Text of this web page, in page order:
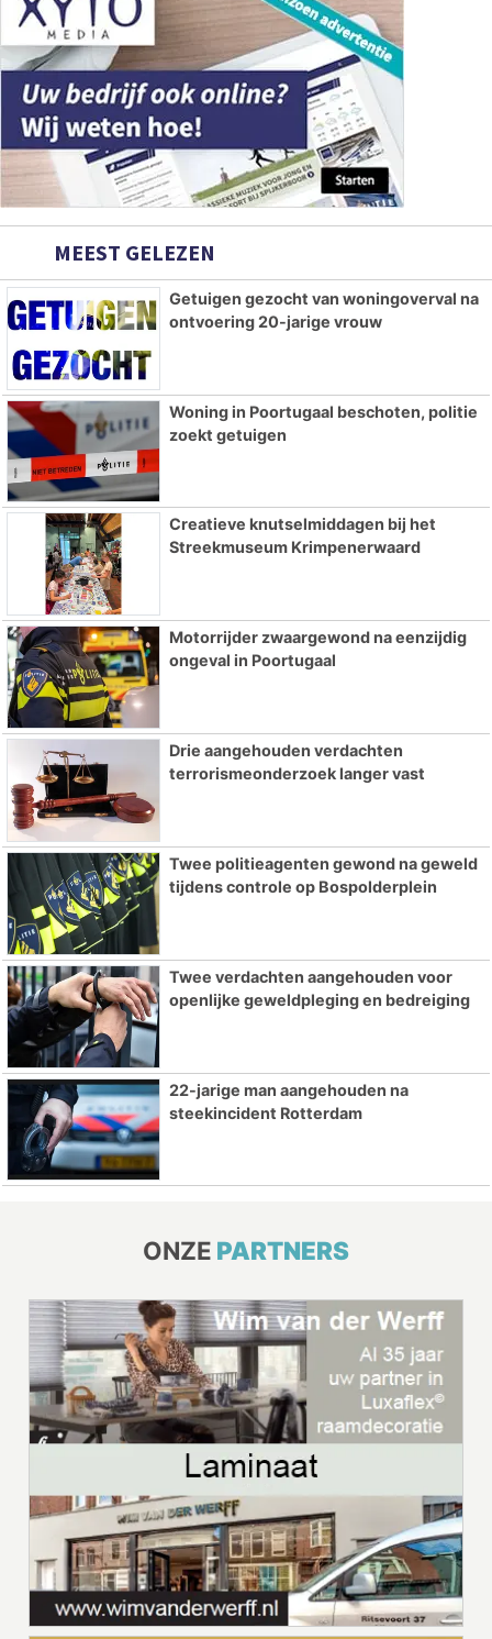
MEEST GELEZEN
Getuigen gezocht van woningoverval na
ontvoering 20-jarige vrouw
Woning in Poortugaal beschoten, politie
zoekt getuigen
Creatieve knutselmiddagen bij het
Streekmuseum Krimpenerwaard
Motorrijder zwaargewond na eenzijdig
ongeval in Poortugaal
Drie aangehouden verdachten
terrorismeonderzoek langer vast
Twee politieagenten gewond na geweld
tijdens controle op Bospolderplein
Twee verdachten aangehouden voor
openlijke geweldpleging en bedreiging
22-jarige man aangehouden na
steekincident Rotterdam
ONZE PARTNERS